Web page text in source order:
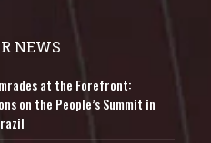
NEWS
at the Forefront:
on the People’s Summit in